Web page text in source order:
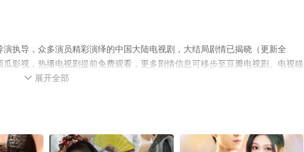
执导，众多演员精彩演绎的中国大陆电视剧，大结局剧情已揭晓（更新全
影视，热播电视剧提前免费观看，更多剧情信息可移步至豆瓣电视剧、电视猫
 展开全部